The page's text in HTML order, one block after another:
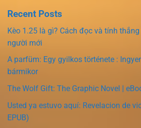
Recent Posts
Kèo 1.25 là gì? Cách đọc và tính
người mới
A parfüm: Egy gyilkos története :
bármikor
The Wolf Gift: The Graphic Novel |
Usted ya estuvo aquí: Revelacion de
EPUB)